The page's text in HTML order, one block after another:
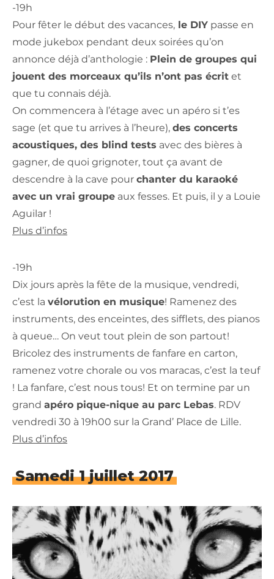
-19h
Pour fêter le début des vacances, le DIY passe en
mode jukebox pendant deux soirées qu’on
annonce déjà d’anthologie : Plein de groupes qui
jouent des morceaux qu’ils n’ont pas écrit et
que tu connais déjà.
On commencera à l’étage avec un apéro si t’es
sage (et que tu arrives à l’heure), des concerts
acoustiques, des blind tests avec des bières à
gagner, de quoi grignoter, tout ça avant de
descendre à la cave pour chanter du karaoké
avec un vrai groupe aux fesses. Et puis, il y a Louie
Aguilar !
Plus d’infos
-19h
Dix jours après la fête de la musique, vendredi,
c’est la vélorution en musique! Ramenez des
instruments, des enceintes, des sifflets, des pianos
à queue… On veut tout plein de son partout!
Bricolez des instruments de fanfare en carton,
ramenez votre chorale ou vos maracas, c’est la teuf
! La fanfare, c’est nous tous! Et on termine par un
grand apéro pique-nique au parc Lebas. RDV
vendredi 30 à 19h00 sur la Grand’ Place de Lille.
Plus d’infos
Samedi 1 juillet 2017